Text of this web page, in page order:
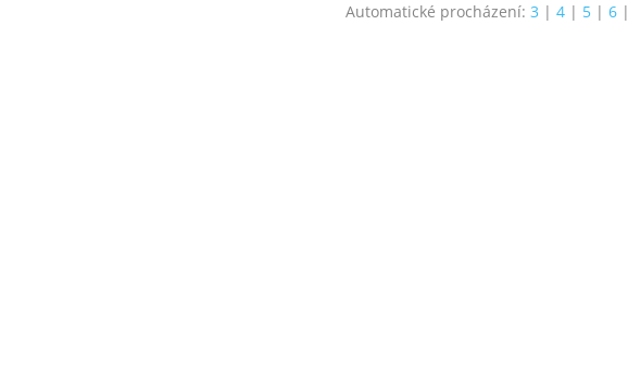
Automatické procházení: 3 | 4| 5| 6|